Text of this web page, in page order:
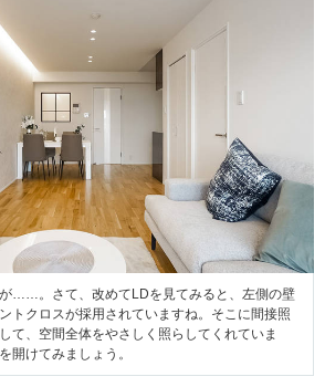
……。さて、改めてLDを見てみると、左側の壁
トクロスが採用されていますね。そこに間接照
て、空間全体をやさしく照らしてくれていま
開けてみましょう。